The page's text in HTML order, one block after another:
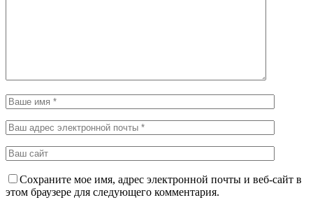
Сохраните мое имя, адрес электронной почты и веб-сайт в
этом браузере для следующего комментария.